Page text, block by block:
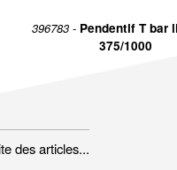
396783 - Pendentif T bar
375/1000
des articles...